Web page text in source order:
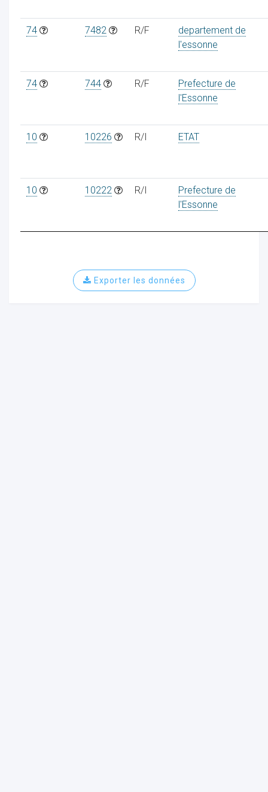
74 7482 R/F
departement de
l'essonne
74 744 R/F
Prefecture de
l'Essonne
10 10226 R/I ETAT
10 10222 R/I
Prefecture de
l'Essonne
Exporter les données